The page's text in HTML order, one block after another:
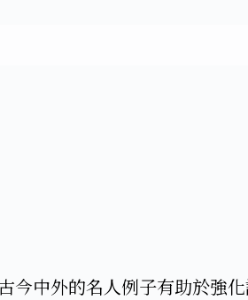
今中外的名人例子有助於強